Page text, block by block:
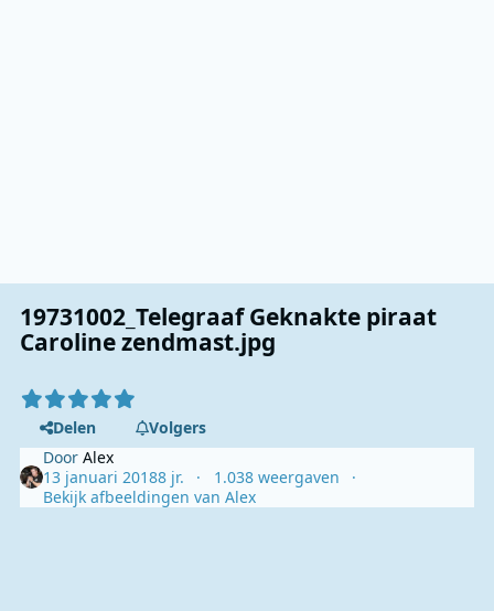
19731002_Telegraaf Geknakte piraat
Caroline zendmast.jpg
Delen
Volgers
DoorAlex
13 januari 20188 jr.
1.038 weergaven
Bekijk afbeeldingen van Alex